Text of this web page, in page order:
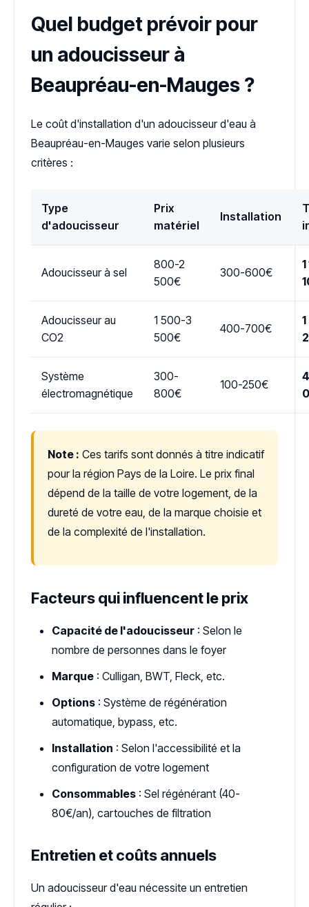
Quel budget prévoir pour
un adoucisseur à
Beaupréau-en-Mauges ?
Le coût d'installation d'un adoucisseur d'eau à
Beaupréau-en-Mauges varie selon plusieurs
critères :
Type
d'adoucisseur
Prix
matériel
Installation
Adoucisseur à sel
800-2
500€
300-600€
Adoucisseur au
CO2
1 500-3
500€
400-700€
Système
électromagnétique
300-
800€
100-250€
Note : Ces tarifs sont donnés à titre indicatif
pour la région Pays de la Loire. Le prix final
dépend de la taille de votre logement, de la
dureté de votre eau, de la marque choisie et
de la complexité de l'installation.
Facteurs qui influencent le prix
Capacité de l'adoucisseur : Selon le
nombre de personnes dans le foyer
Marque : Culligan, BWT, Fleck, etc.
Options : Système de régénération
automatique, bypass, etc.
Installation : Selon l'accessibilité et la
configuration de votre logement
Consommables : Sel régénérant (40-
80€/an), cartouches de filtration
Entretien et coûts annuels
Un adoucisseur d'eau nécessite un entretien